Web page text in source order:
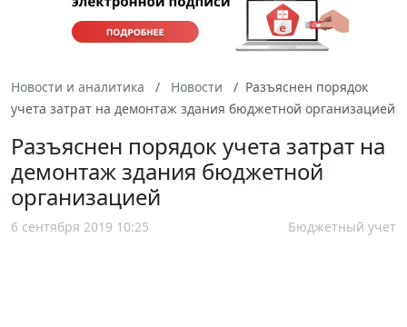
Новости и аналитика Новости
Разъяснен порядок
учета затрат на демонтаж здания бюджетной организацией
Разъяснен порядок учета затрат на
демонтаж здания бюджетной
организацией
6 сентября 2019 10:25 Бюджетный учет